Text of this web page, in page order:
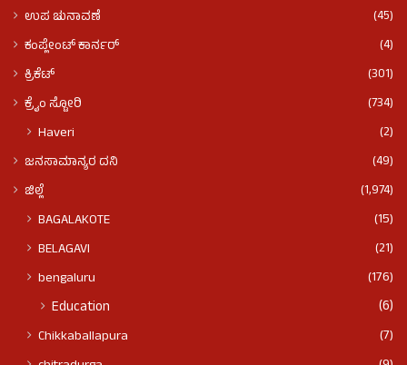
ಉಪ ಚುನಾವಣೆ
(45)
ಕಂಪ್ಲೇಂಟ್ ಕಾರ್ನರ್
(4)
ಕ್ರಿಕೆಟ್
(301)
ಕ್ರೈಂ ಸ್ಟೋರಿ
(734)
Haveri (2)
ಜನಸಾಮಾನ್ಯರ ದನಿ
(49)
ಜಿಲ್ಲೆ
(1,974)
BAGALAKOTE
(15)
BELAGAVI
(21)
bengaluru
(176)
Education (6)
Chikkaballapura
(7)